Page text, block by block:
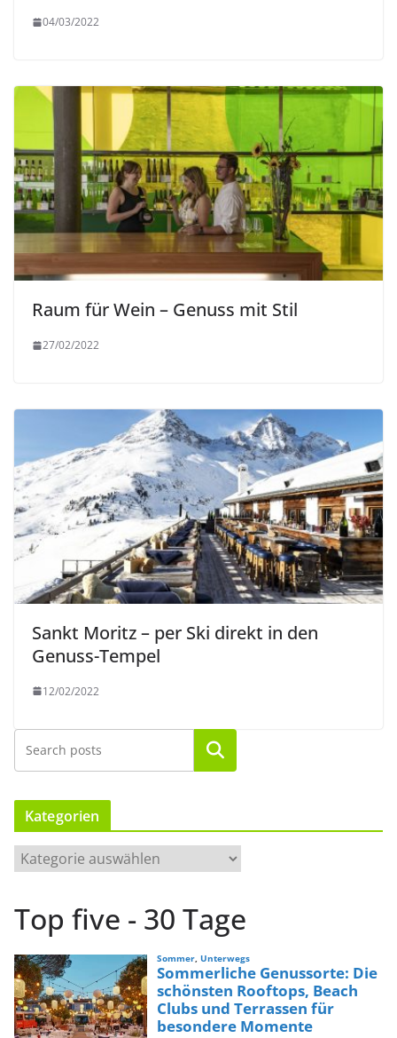
04/03/2022
Raum für Wein – Genuss mit Stil
27/02/2022
Sankt Moritz – per Ski direkt in den
Genuss-Tempel
12/02/2022
Suchen
Kategorien
a
o
r
i
e
Top five - 30 Tage